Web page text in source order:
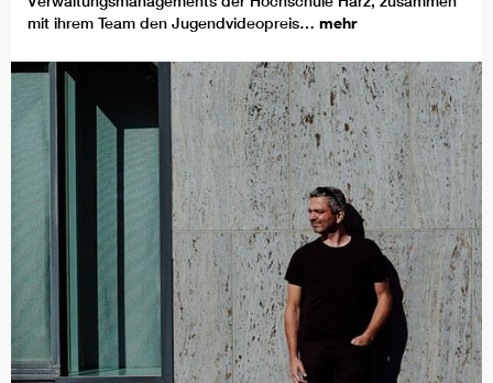
mit ihrem Team den Jugendvideopreis… mehr